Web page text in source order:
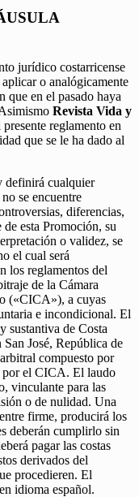
jurídico costarricense
o analógicamente
que en el pasado haya
Revista Vida y
reglamento en
que se le ha dado al
definirá cualquier
se encuentre
diferencias,
esta Promoción, su
o validez, se
el cual será
los reglamentos del
de la Cámara
(«CICA»), a cuyas
e incondicional. El
sustantiva de Costa
José, República de
compuesto por
por el CICA. El laudo
vinculante para las
o de nulidad. Una
firme, producirá los
deberán cumplirlo sin
pagar las costas
derivados del
procedieren. El
idioma español.